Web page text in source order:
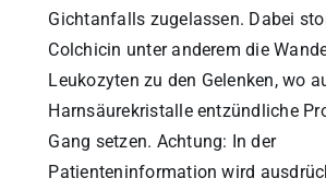
Gichtanfalls zugelassen. Dabei
Colchicin unter anderem die
Leukozyten zu den Gelenken, wo
Harnsäurekristalle entzündliche
Gang setzen. Achtung: In der
Patienteninformation wird